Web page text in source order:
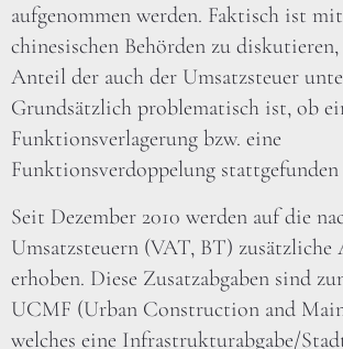
aufgenommen werden. Faktisch ist
chinesischen Behörden zu
Anteil der auch der Umsatzsteuer
Grundsätzlich problematisch ist, ob
Funktionsverlagerung bzw. eine
Funktionsverdoppelung stattgefunden
Seit Dezember 2010 werden auf die
Umsatzsteuern (VAT, BT) zusätzliche
erhoben. Diese Zusatzabgaben sind
UCMF (Urban Construction and
welches eine Infrastrukturabgabe/